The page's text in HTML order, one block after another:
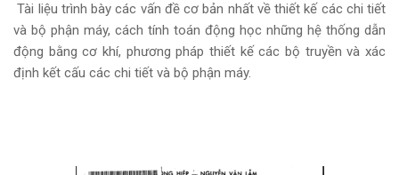
Tài liệu trình bày các vấn đề cơ bản nhất về thiết kế các chi tiết
và bộ phận máy, cách tính toán động học những hệ thống dẫn
động bằng cơ khí, phương pháp thiết kế các bộ truyền và xác
định kết cấu các chi tiết và bộ phận máy.